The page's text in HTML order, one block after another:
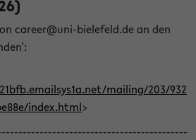
career@uni-bielefeld.de an den
mailing/203/932
index.html>